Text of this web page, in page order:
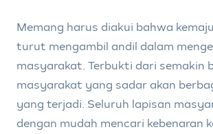
Memang harus diakui bahwa
turut mengambil andil dalam
masyarakat. Terbukti dari semakin
masyarakat yang sadar akan
yang terjadi. Seluruh lapisan
dengan mudah mencari kebenaran